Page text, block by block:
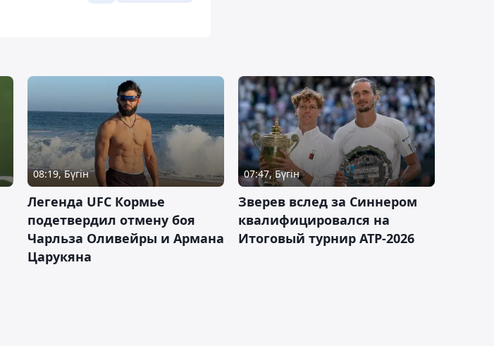
08:19, Бүгін
Легенда UFC Кормье
подетвердил отмену боя
Чарльза Оливейры и Армана
Царукяна
07:47, Бүгін
Зверев вслед за Синнером
квалифицировался на
Итоговый турнир ATP-2026